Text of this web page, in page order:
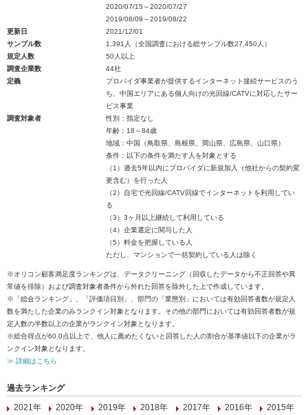
2020/07/15～2020/07/27
2019/08/09～2019/08/22
更新日
2021/12/01
サンプル数
1,391人（全国調査における総サンプル数27,450人）
規定人数
50人以上
調査企業数
44社
定義
プロバイダ事業者が提供するインターネット接続サービスのう
ち、中国エリアにある個人向けの光回線/CATVに対応したサー
ビス事業
調査対象者
性別：指定なし
年齢：18～84歳
地域：中国（鳥取県、島根県、岡山県、広島県、山口県）
条件：以下の条件を満たす人を対象とする
（1）過去5年以内にプロバイダに新規加入（他社からの契約変
更含む）を行った人
（2）自宅で光回線/CATV回線でインターネットを利用してい
る
（3）3ヶ月以上継続して利用している
（4）企業選定に関与した人
（5）料金を把握している人
ただし、マンションで一括契約している人は除く
※オリコン顧客満足度ランキングは、データクリーニング（回収したデータから不正回答や異
常値を排除）および調査対象者条件から外れた回答を除外した上で作成しています。
※「総合ランキング」、「評価項目別」、部門の「業態別」においては有効回答者数が規定人
数を満たした企業のみランクイン対象となります。その他の部門においては有効回答者数が規
定人数の半数以上の企業がランクイン対象となります。
※総合得点が60.0点以上で、他人に薦めたくないと回答した人の割合が基準値以下の企業がラ
ンクイン対象となります。
≫ 詳細はこちら
過去ランキング
2021年
2020年 2019年 2018年 2017年 2016年
2015年